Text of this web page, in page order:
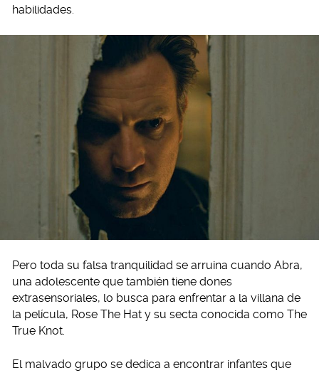
habilidades.
Pero toda su falsa tranquilidad se arruina cuando Abra,
una adolescente que también tiene dones
extrasensoriales, lo busca para enfrentar a la villana de
la película, Rose The Hat y su secta conocida como The
True Knot.
El malvado grupo se dedica a encontrar infantes que